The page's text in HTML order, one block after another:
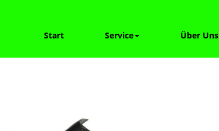
Start Service Über Uns